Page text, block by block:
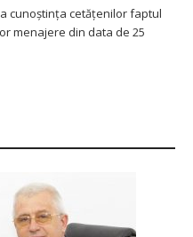
cunoştinţa cetăţenilor faptul
menajere din data de 25